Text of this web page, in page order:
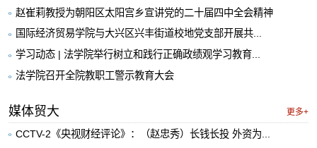
赵崔莉教授为朝阳区太阳宫乡宣讲党的二十届四中全会精神
国际经济贸易学院与大兴区兴丰街道校地党支部开展共...
学习动态 | 法学院举行树立和践行正确政绩观学习教育...
法学院召开全院教职工警示教育大会
媒体贸大 更多+
CCTV-2《央视财经评论》：（赵忠秀）长钱长投 外资为...